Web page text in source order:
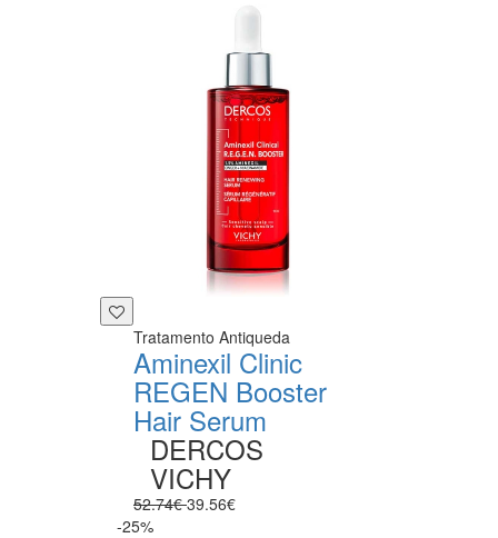
Tratamento Antiqueda
Aminexil Clinic
REGEN Booster
Hair Serum
DERCOS
VICHY
52.74€39.56€
-25%